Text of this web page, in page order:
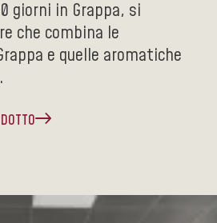
giorni in Grappa, si
che combina le
e quelle aromatiche